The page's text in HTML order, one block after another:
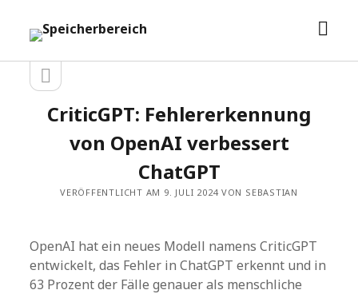
Speicherbereich
Seitenleiste
Seitenleiste
öffnen
CriticGPT: Fehlererkennung
von OpenAI verbessert
ChatGPT
VERÖFFENTLICHT AM 9. JULI 2024 VON SEBASTIAN
OpenAI hat ein neues Modell namens CriticGPT
entwickelt, das Fehler in ChatGPT erkennt und in
63 Prozent der Fälle genauer als menschliche